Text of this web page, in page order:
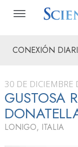
CONEXIÓN
30 DE DICIEMBRE
GUSTOSA
LONIGO, ITALIA